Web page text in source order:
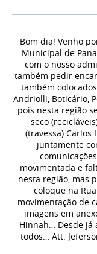
Bom dia! Venho
Municipal de
com o nosso
também pedir
também
Andriolli, Boticário,
pois nesta região
seco
(travessa) Carlos
juntamente
movimentada e
nesta região, mas
coloque na
movimentação de
imagens em
Hinnah… Desde já
todos… Att.